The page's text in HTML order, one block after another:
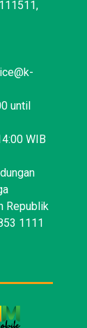
until
WIB
Republik
1111